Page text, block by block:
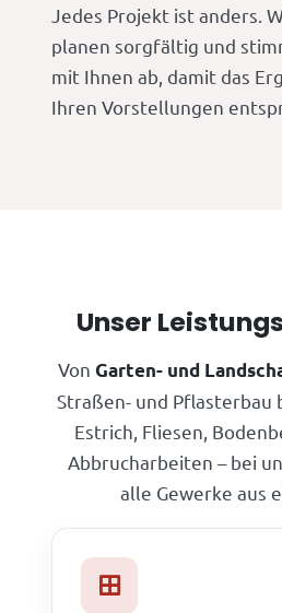
Jedes Projekt ist anders.
planen sorgfältig und
mit Ihnen ab, damit das
Ihren Vorstellungen
Unser
Von Garten- und
Straßen- und Pflasterbau
Estrich, Fliesen,
Abbrucharbeiten – bei
alle Gewerke aus